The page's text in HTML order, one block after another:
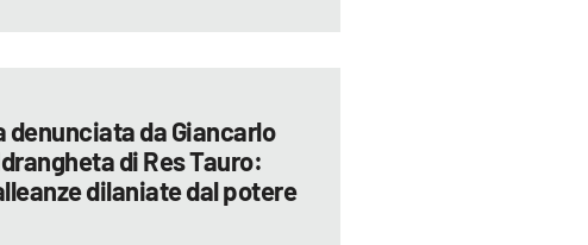
denunciata da Giancarlo
di Res Tauro:
dilaniate dal potere